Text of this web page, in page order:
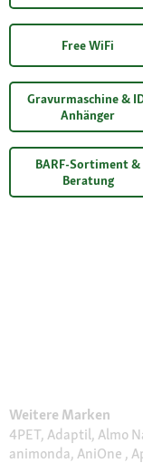
Free WiFi
Gravurmaschine &
Anhänger
BARF-Sortiment &
Beratung
Weitere Marken
4PET, Adaptil, Almo
animonda, AniOne ,